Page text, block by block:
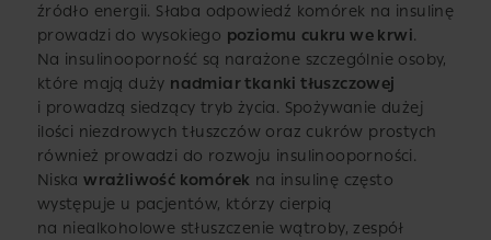
źródło energii. Słaba odpowiedź komórek na insulinę
prowadzi do wysokiego poziomu cukru we krwi.
Na insulinooporność są narażone szczególnie osoby,
które mają duży nadmiar tkanki tłuszczowej
i prowadzą siedzący tryb życia. Spożywanie dużej
ilości niezdrowych tłuszczów oraz cukrów prostych
również prowadzi do rozwoju insulinooporności.
Niskawrażliwość komórek na insulinę często
występuje u pacjentów, którzy cierpią
na niealkoholowe stłuszczenie wątroby, zespół